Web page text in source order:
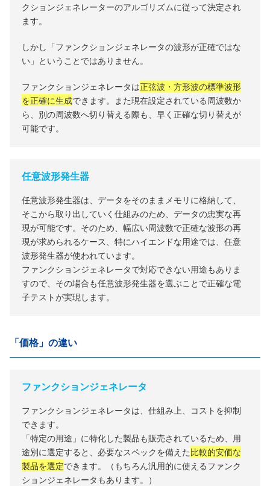
クションジェネレーターのアルゴリズムに従って決定され
ます。
しかし「ファンクションジェネレータの波形が正確ではな
い」ということではありません。
ファンクションジェネレータは正弦波・方形波の標準波形
を正確に生成できます。また現在設定されている周波数か
ら、別の周波数へ切り替える際も、早く正確な切り替えが
可能です。
任意波形発生器
任意波形発生器は、データをそのままメモリに格納して、
そこから取り出していく仕組みのため、データの忠実な再
現が可能です。そのため、幅広い周波数で正確な波形の再
現が求められるケース、特にハイエンドな用途では、任意
波形発生器が使われています。
ファンクションジェネレータで対応できない用途もありま
すので、その場合も任意波形発生器を選ぶことで正確な電
子テストが実現します。
「価格」の違い
ファンクションジェネレータ
ファンクションジェネレータは、仕組み上、コストを抑制
できます。
「特定の用途」に特化した製品も販売されているため、用
途別に選定すると、必要なスペックを備えた比較的安価な
製品を選定できます。（もちろん汎用的に使えるファンク
ションジェネレータもあります。）